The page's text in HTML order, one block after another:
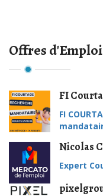
Offres d'Emploi
FI
FI
Nicolas
Expert